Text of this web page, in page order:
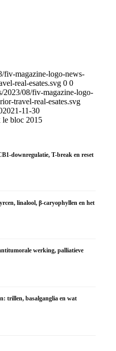
fiv-magazine-logo-news-
real-esates.svg 0 0
2023/08/fiv-magazine-logo-
travel-real-esates.svg
2021-11-30
bloc 2015
downregulatie, T-break en reset
linalool, β-caryophyllen en het
werking, palliatieve
trillen, basalganglia en wat